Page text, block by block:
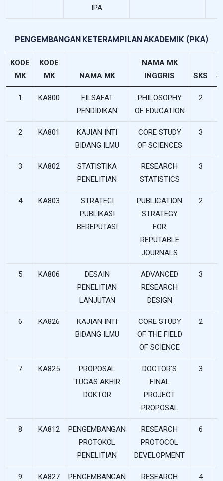
IPA
PENGEMBANGAN KETERAMPILAN AKADEMIK (PKA)
KODE
MK
KODE
MK
NAMA MK
NAMA MK
INGGRIS
SKS
1 KA800
FILSAFAT
PENDIDIKAN
PHILOSOPHY
OF EDUCATION
2
2 KA801
KAJIAN INTI
BIDANG ILMU
CORE STUDY
OF SCIENCES
3
3 KA802
STATISTIKA
PENELITIAN
RESEARCH
STATISTICS
3
4 KA803
STRATEGI
PUBLIKASI
BEREPUTASI
PUBLICATION
STRATEGY
FOR
REPUTABLE
JOURNALS
2
5 KA806
DESAIN
PENELITIAN
LANJUTAN
ADVANCED
RESEARCH
DESIGN
3
6 KA826
KAJIAN INTI
BIDANG ILMU
CORE STUDY
OF THE FIELD
OF SCIENCE
2
7 KA825
PROPOSAL
TUGAS AKHIR
DOKTOR
DOCTOR'S
FINAL
PROJECT
PROPOSAL
3
8 KA812
PENGEMBANGAN
PROTOKOL
PENELITIAN
RESEARCH
PROTOCOL
DEVELOPMENT
6
9 KA827 PENGEMBANGAN RESEARCH 4